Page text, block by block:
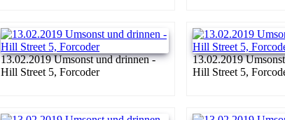
13.02.2019 Umsonst und drinnen -
Hill Street 5, Forcoder
13.02.2019
Hill Street 5,